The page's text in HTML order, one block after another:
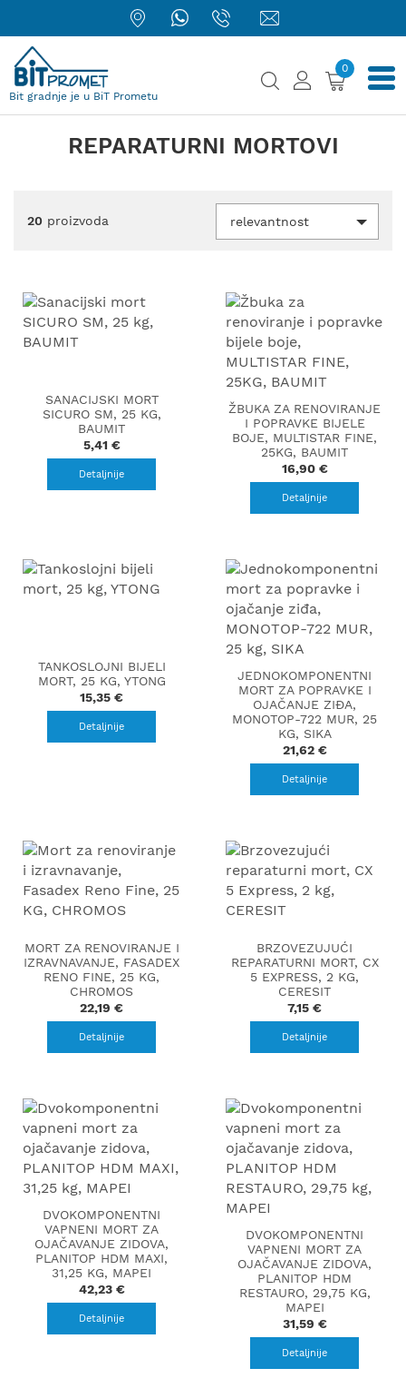
Bit gradnje je u BiT Prometu
0
REPARATURNI MORTOVI
20 proizvoda relevantnost
SANACIJSKI MORT
SICURO SM, 25 KG,
BAUMIT
5,41 €
Detaljnije
ŽBUKA ZA RENOVIRANJE
I POPRAVKE BIJELE
BOJE, MULTISTAR FINE,
25KG, BAUMIT
16,90 €
Detaljnije
TANKOSLOJNI BIJELI
MORT, 25 KG, YTONG
15,35 €
Detaljnije
JEDNOKOMPONENTNI
MORT ZA POPRAVKE I
OJAČANJE ZIĐA,
MONOTOP-722 MUR, 25
KG, SIKA
21,62 €
Detaljnije
MORT ZA RENOVIRANJE I
IZRAVNAVANJE, FASADEX
RENO FINE, 25 KG,
CHROMOS
22,19 €
Detaljnije
BRZOVEZUJUĆI
REPARATURNI MORT, CX
5 EXPRESS, 2 KG,
CERESIT
7,15 €
Detaljnije
DVOKOMPONENTNI
VAPNENI MORT ZA
OJAČAVANJE ZIDOVA,
PLANITOP HDM MAXI,
31,25 KG, MAPEI
42,23 €
Detaljnije
DVOKOMPONENTNI
VAPNENI MORT ZA
OJAČAVANJE ZIDOVA,
PLANITOP HDM
RESTAURO, 29,75 KG,
MAPEI
31,59 €
Detaljnije